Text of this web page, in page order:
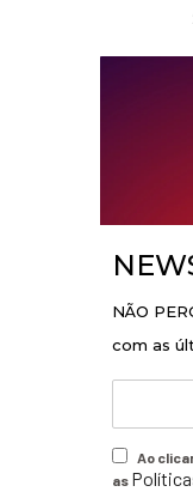
NÃO
com as
Ao
as